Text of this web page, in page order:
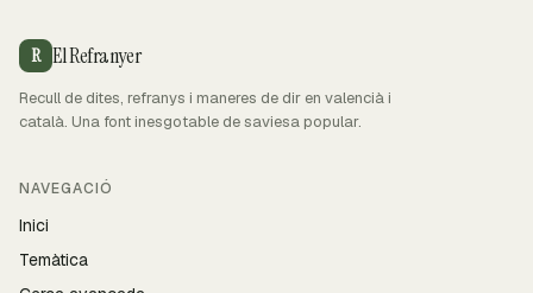
R El Refranyer
Recull de dites, refranys i maneres de dir en valencià i
català. Una font inesgotable de saviesa popular.
NAVEGACIÓ
Inici
Temàtica